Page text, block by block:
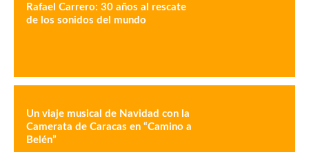
Rafael Carrero: 30 años al rescate
de los sonidos del mundo
Un viaje musical de Navidad con la
Camerata de Caracas en “Camino a
Belén”